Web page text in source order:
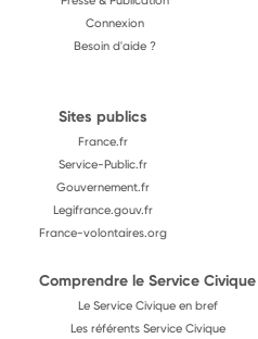
Connexion
Besoin d'aide ?
Sites publics
France.fr
Service-Public.fr
Gouvernement.fr
Legifrance.gouv.fr
France-volontaires.org
Comprendre le Service Civique
Le Service Civique en bref
Les référents Service Civique